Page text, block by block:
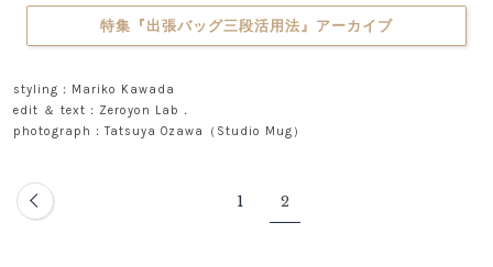
特集『出張バッグ三段活用法』アーカイブ
styling：Mariko Kawada
edit ＆ text：Zeroyon Lab．
photograph：Tatsuya Ozawa（Studio Mug）
1 2